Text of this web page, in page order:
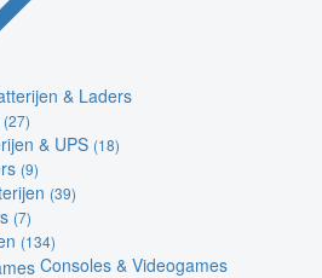
& Laders
(27)
& UPS (18)
(9)
(39)
(7)
(134)
Consoles & Videogames